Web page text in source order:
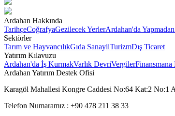
Ardahan Hakkında
TarihçeCoğrafyaGezilecek YerlerArdahan'da
Sektörler
Tarım ve HayvancılıkGıda SanayiiTurizmDış Ticaret
Yatırım Kılavuzu
Ardahan'da İş KurmakVarlık DevriVergilerFinansmana
Ardahan Yatırım Destek Ofisi
Karagöl Mahallesi Kongre Caddesi No:64 Kat:2 No:1
Telefon Numaramız : +90 478 211 38 33